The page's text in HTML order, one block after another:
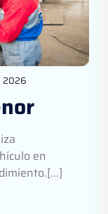
2026
en